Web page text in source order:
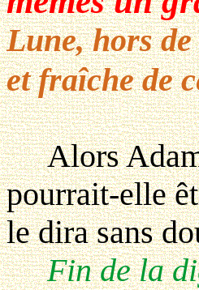
Lune, hors
et fraîche de
Alors
pourrait-elle
le dira sans
Fin de la